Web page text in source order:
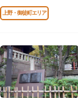
にも同じ像が置かれて
上野・御徒町エリア